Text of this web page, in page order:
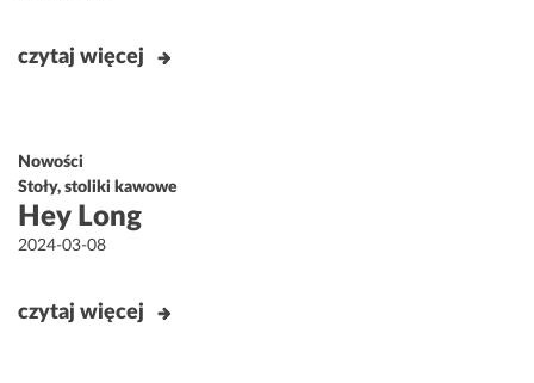
czytaj więcej
Nowości
Stoły, stoliki kawowe
Hey Long
Opublikowane
2024-03-08
czytaj więcej